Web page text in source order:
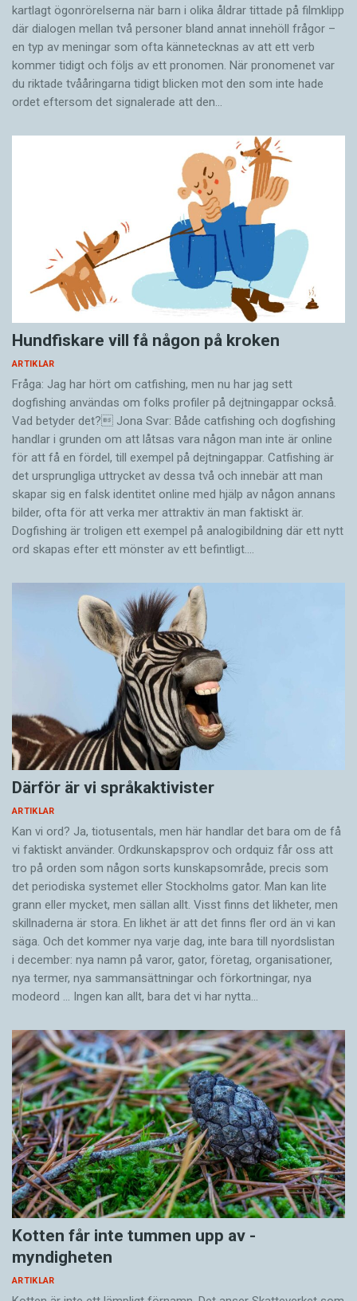
kartlagt ögonrörelserna när barn i olika åldrar tittade på filmklipp
där dialogen mellan två personer bland annat innehöll frågor –
en typ av meningar som ofta kännetecknas av att ett verb
kommer tidigt och följs av ett pronomen. När pronomenet var
du riktade tvååringarna tidigt blicken mot den som inte hade
ordet eftersom det ­signalerade att den…
Hundfiskare vill få någon på kroken
ARTIKLAR
Fråga: Jag har hört om catfishing, men nu har jag sett
dogfishing användas om folks profiler på dejtningappar också.
Vad betyder det? Jona Svar: Både catfishing och dogfishing
handlar i grunden om att låtsas vara någon man inte är online
för att få en fördel, till exempel på dejtningappar. Catfishing är
det ursprungliga uttrycket av dessa två och innebär att man
skapar sig en falsk identitet online med hjälp av någon annans
bilder, ofta för att verka mer attraktiv än man faktiskt är.
Dogfishing är troligen ett exempel på analogibildning där ett nytt
ord skapas efter ett mönster av ett befintligt.…
Därför är vi språkaktivister
ARTIKLAR
Kan vi ord? Ja, tiotusentals, men här handlar det bara om de få
vi faktiskt använder. Ordkunskapsprov och ordquiz får oss att
tro på orden som någon sorts kunskapsområde, precis som
det periodiska systemet eller Stockholms gator. Man kan lite
grann eller mycket, men sällan allt. Visst finns det likheter, men
skillnaderna är stora. En likhet är att det finns fler ord än vi kan
säga. Och det kommer nya varje dag, inte bara till nyordslistan
i december: nya namn på varor, gator, företag, organisationer,
nya termer, nya samman­sättningar och förkortningar, nya
modeord … Ingen kan allt, bara det vi har nytta…
Kotten får inte tummen upp av ­
myndigheten
ARTIKLAR